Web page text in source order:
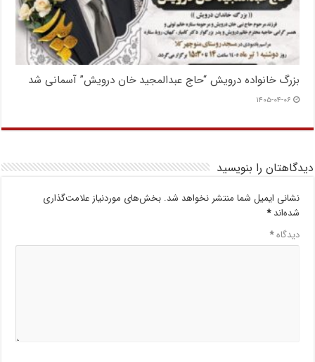
بزرگ خانواده درویش “حاج عبدالمجید خان درویش” آسمانی شد
۱۴۰۵-۰۴-۰۶
دیدگاهتان را بنویسید
نشانی ایمیل شما منتشر نخواهد شد. بخش‌های موردنیاز علامت‌گذاری
شده‌اند*
دیدگاه*